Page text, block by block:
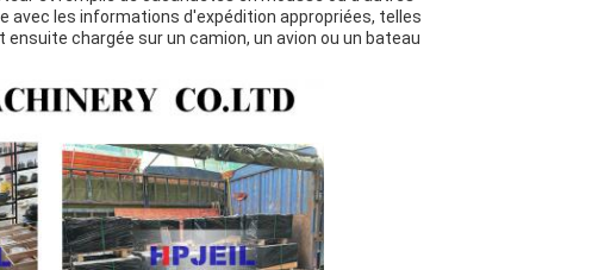
avec les informations d'expédition appropriées, telles
chargée sur un camion, un avion ou un bateau